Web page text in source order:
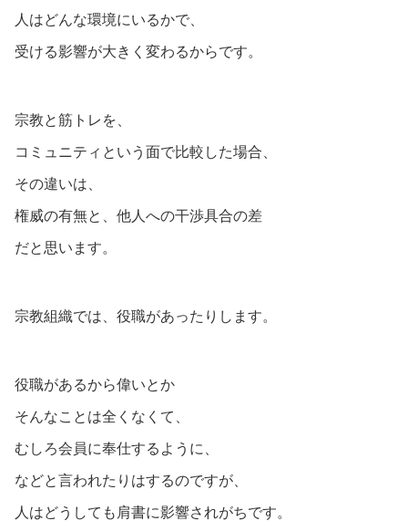
人はどんな環境にいるかで、
受ける影響が大きく変わるからです。
宗教と筋トレを、
コミュニティという面で比較した場合、
その違いは、
権威の有無と、他人への干渉具合の差
だと思います。
宗教組織では、役職があったりします。
役職があるから偉いとか
そんなことは全くなくて、
むしろ会員に奉仕するように、
などと言われたりはするのですが、
人はどうしても肩書に影響されがちです。